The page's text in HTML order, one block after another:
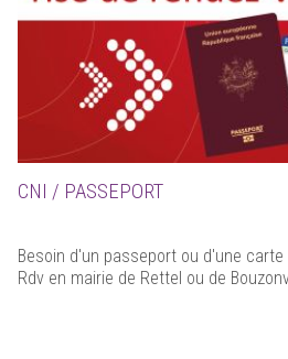
CNI / PASSEPORT
Besoin d'un passeport ou d'une carte
Rdv en mairie de Rettel ou de